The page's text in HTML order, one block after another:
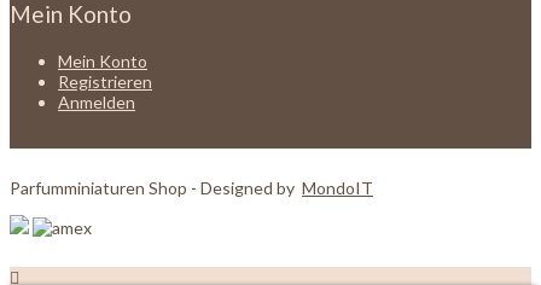
Mein Konto
Mein Konto
Registrieren
Anmelden
Parfumminiaturen Shop - Designed by MondoIT